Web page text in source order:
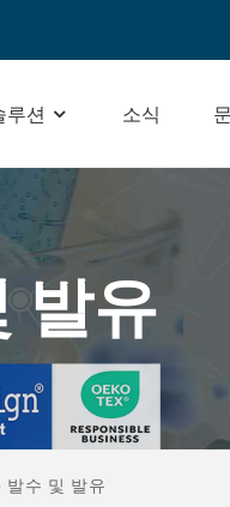
루션 소식
발유
발수 및 발유